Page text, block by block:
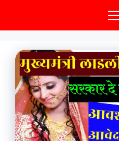
to
content